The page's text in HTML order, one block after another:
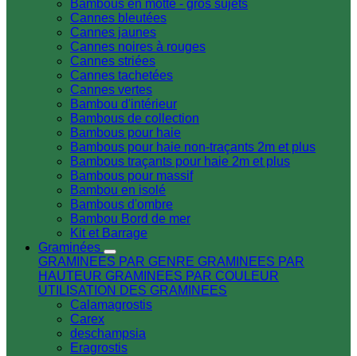
Bambous en motte - gros sujets
Cannes bleutées
Cannes jaunes
Cannes noires à rouges
Cannes striées
Cannes tachetées
Cannes vertes
Bambou d'intérieur
Bambous de collection
Bambous pour haie
Bambous pour haie non-traçants 2m et plus
Bambous traçants pour haie 2m et plus
Bambous pour massif
Bambou en isolé
Bambous d'ombre
Bambou Bord de mer
Kit et Barrage
Graminées
GRAMINEES PAR GENRE GRAMINEES PAR
HAUTEUR GRAMINEES PAR COULEUR
UTILISATION DES GRAMINEES
Calamagrostis
Carex
deschampsia
Eragrostis